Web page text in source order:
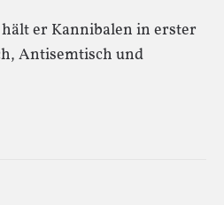
er Kannibalen in erster
Antisemtisch und